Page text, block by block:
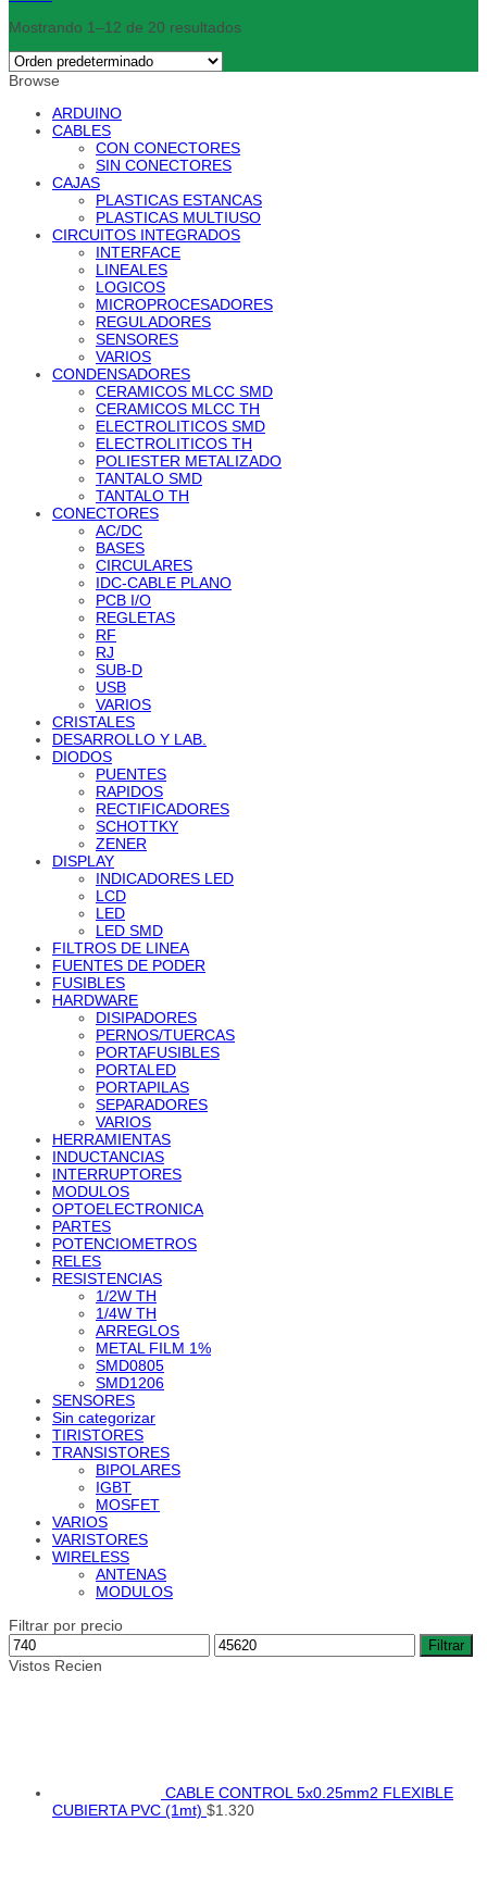
Mostrando 1–12 de 20 resultados
Browse
ARDUINO
CABLES
CON CONECTORES
SIN CONECTORES
CAJAS
PLASTICAS ESTANCAS
PLASTICAS MULTIUSO
CIRCUITOS INTEGRADOS
INTERFACE
LINEALES
LOGICOS
MICROPROCESADORES
REGULADORES
SENSORES
VARIOS
CONDENSADORES
CERAMICOS MLCC SMD
CERAMICOS MLCC TH
ELECTROLITICOS SMD
ELECTROLITICOS TH
POLIESTER METALIZADO
TANTALO SMD
TANTALO TH
CONECTORES
AC/DC
BASES
CIRCULARES
IDC-CABLE PLANO
PCB I/O
REGLETAS
RF
RJ
SUB-D
USB
VARIOS
CRISTALES
DESARROLLO Y LAB.
DIODOS
PUENTES
RAPIDOS
RECTIFICADORES
SCHOTTKY
ZENER
DISPLAY
INDICADORES LED
LCD
LED
LED SMD
FILTROS DE LINEA
FUENTES DE PODER
FUSIBLES
HARDWARE
DISIPADORES
PERNOS/TUERCAS
PORTAFUSIBLES
PORTALED
PORTAPILAS
SEPARADORES
VARIOS
HERRAMIENTAS
INDUCTANCIAS
INTERRUPTORES
MODULOS
OPTOELECTRONICA
PARTES
POTENCIOMETROS
RELES
RESISTENCIAS
1/2W TH
1/4W TH
ARREGLOS
METAL FILM 1%
SMD0805
SMD1206
SENSORES
Sin categorizar
TIRISTORES
TRANSISTORES
BIPOLARES
IGBT
MOSFET
VARIOS
VARISTORES
WIRELESS
ANTENAS
MODULOS
Filtrar por precio
Precio
mínimo
Precio
máximo
Filtrar
Vistos Recien
CABLE CONTROL 5x0.25mm2 FLEXIBLE
CUBIERTA PVC (1mt) $1.320